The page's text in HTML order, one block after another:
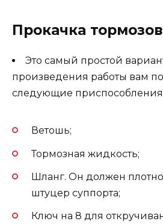
Прокачка
Это самый простой
произведения работы вам
следующие
Ветошь;
Тормозная жидкость;
Шланг. Он должен плотно
штуцер суппорта;
Ключ на 8 для